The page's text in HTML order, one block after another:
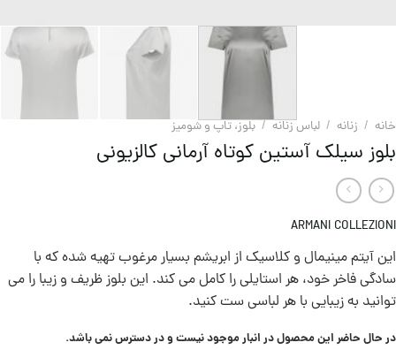
خانه / زنانه / لباس زنانه / بلوز، تاپ و شومیز
بلوز سیلک آستین کوتاه آرمانی کالزیونی
ARMANI COLLEZIONI
این آیتم مینیمال و کلاسیک از ابریشم بسیار مرغوب تهیه شده که با
سادگی فاخر خود، هر استایلی را کامل می کند. این بلوز ظریف و زیبا را می
توانید به زیبایی با هر لباسی ست کنید.
در حال حاضر این محصول در انبار موجود نیست و در دسترس نمی باشد.